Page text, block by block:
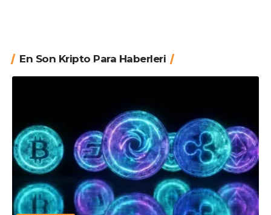
En Son Kripto Para Haberleri